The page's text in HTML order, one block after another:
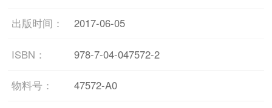
出版时间： 2017-06-05
ISBN： 978-7-04-047572-2
物料号： 47572-A0